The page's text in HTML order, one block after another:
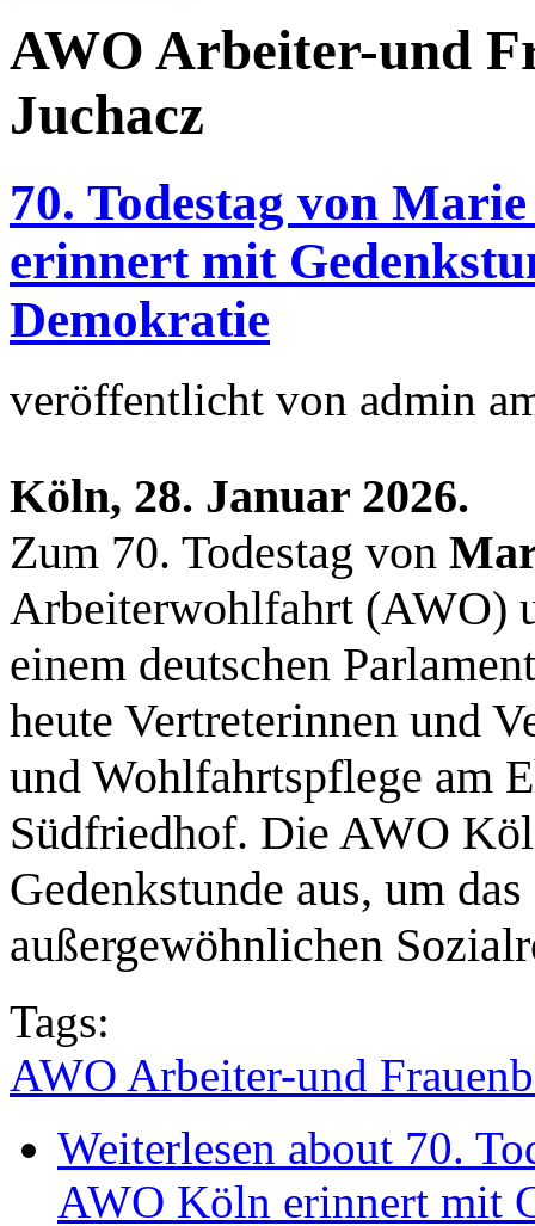
AWO Arbeiter-und
Juchacz
70. Todestag von
erinnert mit
Demokratie
veröffentlicht von admin
Köln, 28. Januar 2026.
Zum 70. Todestag von
Arbeiterwohlfahrt (AWO)
einem deutschen
heute Vertreterinnen und
und Wohlfahrtspflege am
Südfriedhof. Die AWO
Gedenkstunde aus, um
außergewöhnlichen
Tags:
AWO Arbeiter-und
Weiterlesen about 70.
AWO Köln erinnert mit